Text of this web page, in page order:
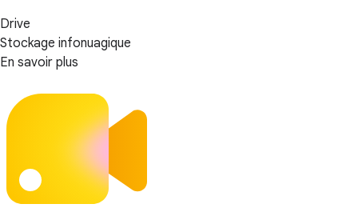
Drive
Stockage infonuagique
En savoir plus